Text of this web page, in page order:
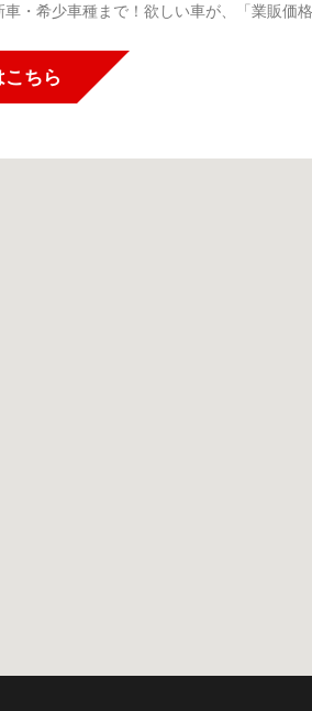
・希少車種まで！欲しい車が、「業販価
ちら